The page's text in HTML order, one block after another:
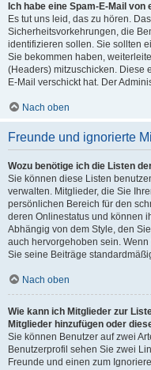
Ich habe eine Spam-E-Mail
Es tut uns leid, das zu hören.
Sicherheitsvorkehrungen, die
identifizieren sollen. Sie sollten
Sie bekommen haben,
(Headers) mitzuschicken. Diese
E-Mail verschickt hat. Der
Nach oben
Freunde und ignorierte
Wozu benötige ich die Listen
Sie können diese Listen
verwalten. Mitglieder, die Sie
persönlichen Bereich für den
deren Onlinestatus und können
Abhängig von dem Style, den
auch hervorgehoben sein.
Sie seine Beiträge
Nach oben
Wie kann ich Mitglieder zur
Mitglieder hinzufügen oder
Sie können Benutzer auf zwei
Benutzerprofil sehen Sie zwei
Freunde und einen zum